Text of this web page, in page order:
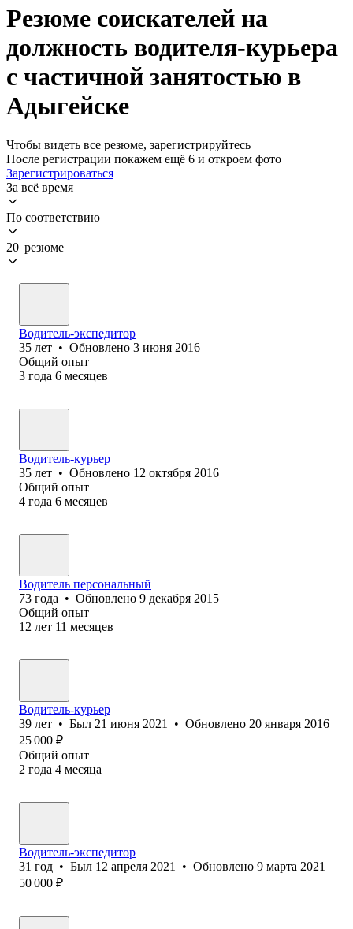
Резюме соискателей на
должность водителя-курьера
с частичной занятостью в
Адыгейске
Чтобы видеть все резюме, зарегистрируйтесь
После регистрации покажем ещё 6 и откроем фото
Зарегистрироваться
За всё время
По соответствию
20 резюме
Водитель-экспедитор
35 лет • Обновлено 3 июня 2016
Общий опыт
3 года 6 месяцев
Водитель-курьер
35 лет • Обновлено 12 октября 2016
Общий опыт
4 года 6 месяцев
Водитель персональный
73 года • Обновлено 9 декабря 2015
Общий опыт
12 лет 11 месяцев
Водитель-курьер
39 лет • Был 21 июня 2021 • Обновлено 20 января 2016
25 000 ₽
Общий опыт
2 года 4 месяца
Водитель-экспедитор
31 год • Был 12 апреля 2021 • Обновлено 9 марта 2021
50 000 ₽